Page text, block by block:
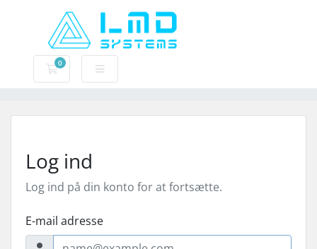
0
Bestillingskurv
Log ind
Log ind på din konto for at fortsætte.
E-mail adresse